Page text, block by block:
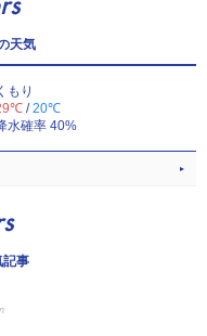
天気
もり
/20℃
水確率 40%
記事